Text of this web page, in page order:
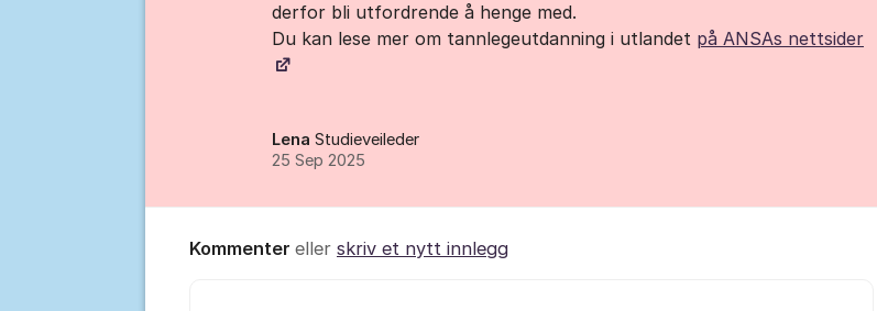
derfor bli utfordrende å henge med.
Du kan lese mer om tannlegeutdanning i utlandet på ANSAs nettsider
Lena Studieveileder
25 Sep 2025
Kommenter eller skriv et nytt innlegg